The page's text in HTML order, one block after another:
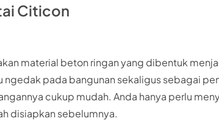
Citicon
material beton ringan yang dibentuk
ngedak pada bangunan sekaligus sebagai
cukup mudah. Anda hanya perlu
disiapkan sebelumnya.